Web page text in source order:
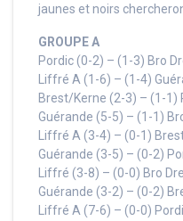
jaunes et noirs
GROUPE A
Pordic (0-2) – (1-3) Bro
Liffré A (1-6) – (1-4)
Brest/Kerne (2-3) – (1-1)
Guérande (5-5) – (1-1)
Liffré A (3-4) – (0-1)
Guérande (3-5) – (0-2)
Liffré (3-8) – (0-0) Bro
Guérande (3-2) – (0-2)
Liffré A (7-6) – (0-0)